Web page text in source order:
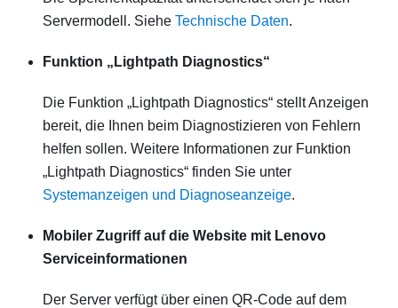
Servermodell. Siehe Technische Daten.
Funktion „Lightpath Diagnostics“
Die Funktion „Lightpath Diagnostics“ stellt Anzeigen
bereit, die Ihnen beim Diagnostizieren von Fehlern
helfen sollen. Weitere Informationen zur Funktion
„Lightpath Diagnostics“ finden Sie unter
Systemanzeigen und Diagnoseanzeige.
Mobiler Zugriff auf die Website mit Lenovo
Serviceinformationen
Der Server verfügt über einen QR-Code auf dem